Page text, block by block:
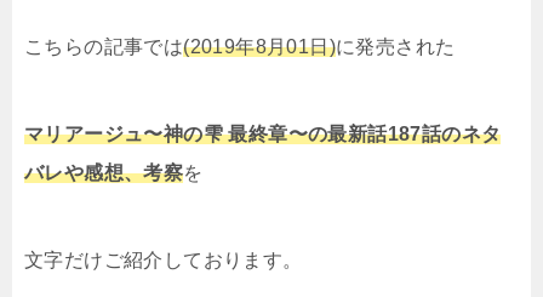
こちらの記事では(2019年8月01日)に発売された
マリアージュ〜神の雫 最終章〜の最新話187話のネタ
バレや感想、考察を
文字だけご紹介しております。